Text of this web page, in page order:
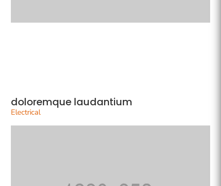
doloremque laudantium
Electrical